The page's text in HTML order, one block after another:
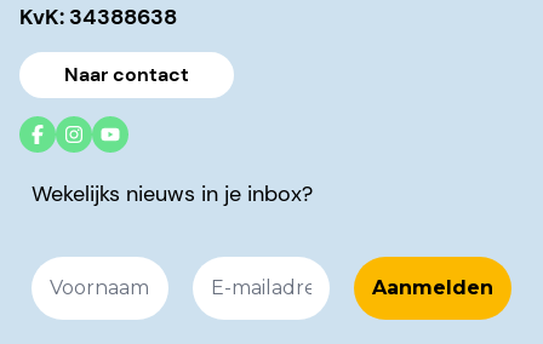
KvK: 34388638
Naar contact
Wekelijks nieuws in je inbox?